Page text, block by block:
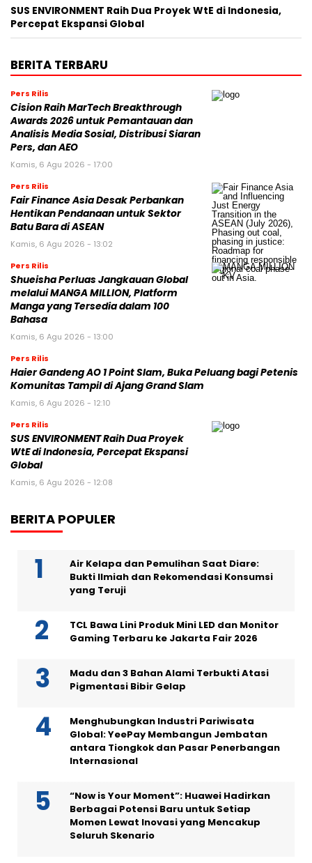
SUS ENVIRONMENT Raih Dua Proyek WtE di Indonesia,
Percepat Ekspansi Global
BERITA TERBARU
Pers Rilis
Cision Raih MarTech Breakthrough
Awards 2026 untuk Pemantauan dan
Analisis Media Sosial, Distribusi Siaran
Pers, dan AEO
Kamis, 6 Agu 2026 - 17:00
Pers Rilis
Fair Finance Asia Desak Perbankan
Hentikan Pendanaan untuk Sektor
Batu Bara di ASEAN
Kamis, 6 Agu 2026 - 13:02
Pers Rilis
Shueisha Perluas Jangkauan Global
melalui MANGA MILLION, Platform
Manga yang Tersedia dalam 100
Bahasa
Kamis, 6 Agu 2026 - 13:00
Pers Rilis
Haier Gandeng AO 1 Point Slam, Buka Peluang bagi Petenis
Komunitas Tampil di Ajang Grand Slam
Kamis, 6 Agu 2026 - 12:10
Pers Rilis
SUS ENVIRONMENT Raih Dua Proyek
WtE di Indonesia, Percepat Ekspansi
Global
Kamis, 6 Agu 2026 - 12:08
BERITA POPULER
Air Kelapa dan Pemulihan Saat Diare:
Bukti Ilmiah dan Rekomendasi Konsumsi
yang Teruji
TCL Bawa Lini Produk Mini LED dan Monitor
Gaming Terbaru ke Jakarta Fair 2026
Madu dan 3 Bahan Alami Terbukti Atasi
Pigmentasi Bibir Gelap
Menghubungkan Industri Pariwisata
Global: YeePay Membangun Jembatan
antara Tiongkok dan Pasar Penerbangan
Internasional
“Now is Your Moment”: Huawei Hadirkan
Berbagai Potensi Baru untuk Setiap
Momen Lewat Inovasi yang Mencakup
Seluruh Skenario